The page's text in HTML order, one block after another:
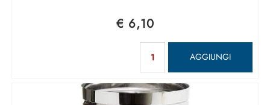
€ 6,10
AGGIUNGI